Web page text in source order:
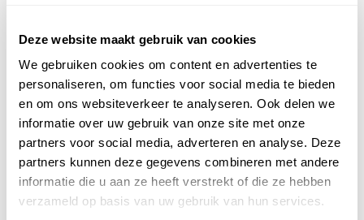
Deze website maakt gebruik van cookies
We gebruiken cookies om content en advertenties te
personaliseren, om functies voor social media te bieden
en om ons websiteverkeer te analyseren. Ook delen we
informatie over uw gebruik van onze site met onze
partners voor social media, adverteren en analyse. Deze
partners kunnen deze gegevens combineren met andere
informatie die u aan ze heeft verstrekt of die ze hebben
verzameld op basis van uw gebruik van hun services.
Officieel distributeur met Mobil Smeermiddelen
voor alle sectoren
Welke olie heb ik nodig
Alle producten bekijken
ReferentiesKwikfit,Roba ,de Groot